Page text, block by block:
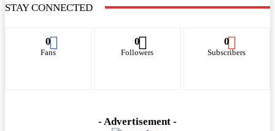
STAY CONNECTED
0
Fans
0
Followers
0
Subscribers
- Advertisement -